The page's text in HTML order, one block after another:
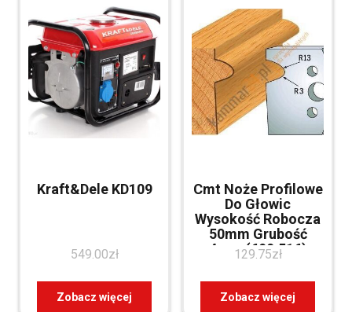
Kraft&Dele KD109
549.00zł
Zobacz więcej
Cmt Noże Profilowe
Do Głowic
Wysokość Robocza
50mm Grubość
4mm (690.516)
129.75zł
Zobacz więcej